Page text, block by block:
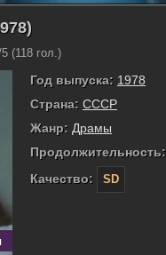
(118 гол.)
Год выпуска: 1978
Страна: СССР
Жанр: Драмы
Продолжительность:
Качество:
SD